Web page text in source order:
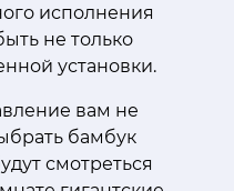
исполнения
не только
установки.
вам не
бамбук
смотреться